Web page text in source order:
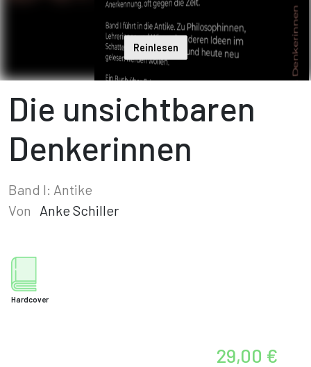
Reinlesen
Die unsichtbaren
Denkerinnen
Band I: Antike
Von
Anke Schiller
Hardcover
29,00 €